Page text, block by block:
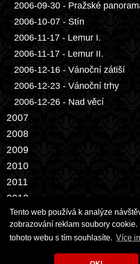
Tento web používá k analýze
zobrazování reklam soubory
tohoto webu s tím souhlasíte. Více
2006-09-30 - Pražské
2006-10-07 - Stín
2006-11-17 - Lemur I.
2006-11-17 - Lemur II.
2006-12-16 - Vánoční zátiší
2006-12-23 - Vánoční trhy
2006-12-26 - Nad věcí
2007
2008
2009
2010
2011
2012
2013
2014-02-28 - Dveře III.